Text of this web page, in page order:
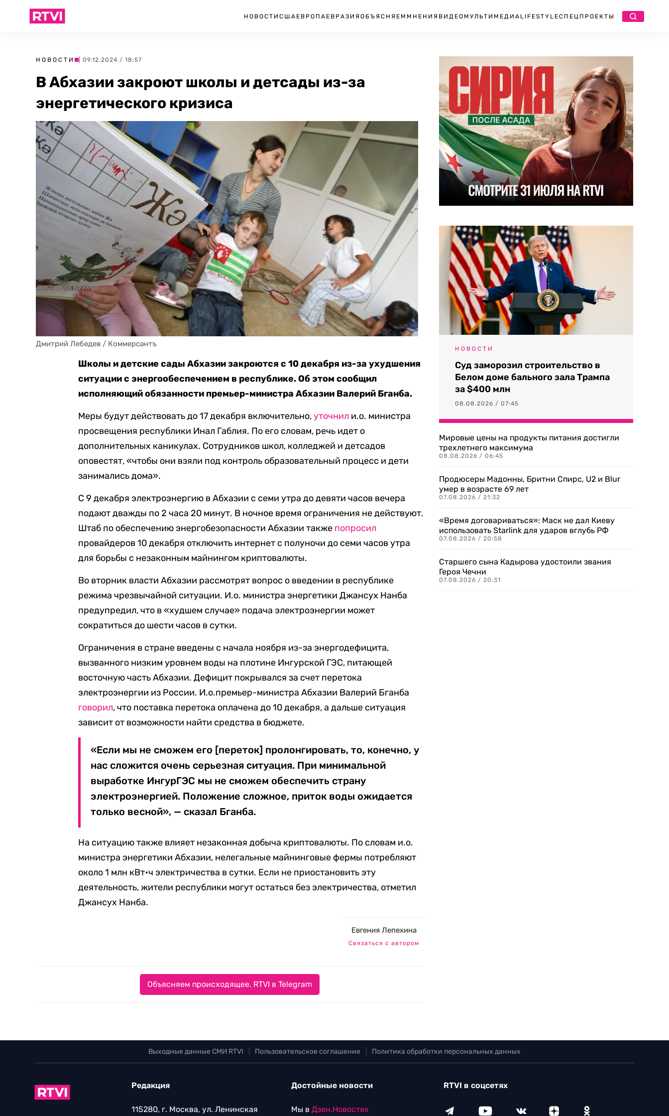
НОВОСТИ США ЕВРОПА ЕВРАЗИЯ ОБЪЯСНЯЕМ МНЕНИЯ ВИДЕО МУЛЬТИМЕДИА LIFESTYLEСПЕЦПРОЕКТЫ
НОВОСТИ | 09.12.2024 / 18:57
В Абхазии закроют школы и детсады из-за
энергетического кризиса
Дмитрий Лебедев / Коммерсантъ
Школы и детские сады Абхазии закроются с 10 декабря из-за ухудшения
ситуации с энергообеспечением в республике. Об этом сообщил
исполняющий обязанности премьер-министра Абхазии Валерий Бганба.
Меры будут действовать до 17 декабря включительно,уточнил и.о. министра
просвещения республики Инал Габлия. По его словам, речь идет о
дополнительных каникулах. Сотрудников школ, колледжей и детсадов
оповестят, «чтобы они взяли под контроль образовательный процесс и дети
занимались дома».
С 9 декабря электроэнергию в Абхазии с семи утра до девяти часов вечера
подают дважды по 2 часа 20 минут. В ночное время ограничения не действуют.
Штаб по обеспечению энергобезопасности Абхазии также попросил
провайдеров 10 декабря отключить интернет с полуночи до семи часов утра
для борьбы с незаконным майнингом криптовалюты.
Во вторник власти Абхазии рассмотрят вопрос о введении в республике
режима чрезвычайной ситуации. И.о. министра энергетики Джансух Нанба
предупредил, что в «худшем случае» подача электроэнергии может
сократиться до шести часов в сутки.
Ограничения в стране введены с начала ноября из-за энергодефицита,
вызванного низким уровнем воды на плотине Ингурской ГЭС, питающей
восточную часть Абхазии. Дефицит покрывался за счет перетока
электроэнергии из России. И.о.премьер-министра Абхазии Валерий Бганба
говорил, что поставка перетока оплачена до 10 декабря, а дальше ситуация
зависит от возможности найти средства в бюджете.
«Если мы не сможем его [переток] пролонгировать, то, конечно, у
нас сложится очень серьезная ситуация. При минимальной
выработке ИнгурГЭС мы не сможем обеспечить страну
электроэнергией. Положение сложное, приток воды ожидается
только весной», — сказал Бганба.
На ситуацию также влияет незаконная добыча криптовалюты. По словам и.о.
министра энергетики Абхазии, нелегальные майнинговые фермы потребляют
около 1 млн кВт•ч электричества в сутки. Если не приостановить эту
деятельность, жители республики могут остаться без электричества, отметил
Джансух Нанба.
Евгения Лепехина
Связаться с автором
Объясняем происходящее. RTVI в Telegram
НОВОСТИ
Суд заморозил строительство в
Белом доме бального зала Трампа
за $400 млн
08.08.2026 / 07:45
Мировые цены на продукты питания достигли
трехлетнего максимума
08.08.2026 / 06:45
Продюсеры Мадонны, Бритни Спирс, U2 и Blur
умер в возрасте 69 лет
07.08.2026 / 21:32
«Время договариваться»: Маск не дал Киеву
использовать Starlink для ударов вглубь РФ
07.08.2026 / 20:58
Старшего сына Кадырова удостоили звания
Героя Чечни
07.08.2026 / 20:31
Выходные данные СМИ RTVI Пользовательское соглашение Политика обработки персональных данных
Редакция
115280, г. Москва, ул. Ленинская
Достойные новости
Мы в Дзен.Новостях
RTVI в соцсетях